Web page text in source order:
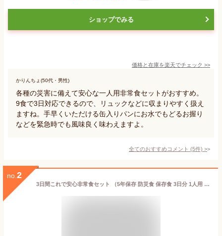
ショップでみる
価格と在庫を楽天でチェック >>
かりんちょ(50代・男性)
各種の災害に備えて安心な一人用非常食セットがおすすめ。
9食で3日対応できるので、リュックなどに収まりやすく扱え
ますね。手早くいただける缶入りパンにお水でもどるお握り
などを緊急時でも風味良く味わえますよ。
全てのおすすめコメント (5件) >
no. 2
3日間これで安心非常食セット （5年保存 防災食 保存食 3日分 1人用 1人分 アルファ米 缶詰 パン おかず レトルト カレー ）